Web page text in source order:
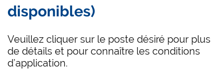
disponibles)
Veuillez cliquer sur le poste désiré pour plus
de détails et pour connaître les conditions
d’application.